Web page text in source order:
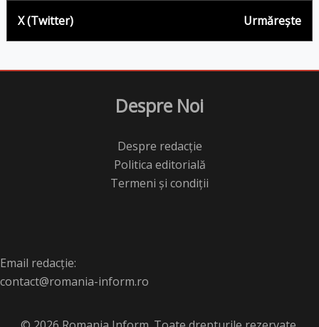
X (Twitter) Urmărește
Despre Noi
Despre redacție
Politica editorială
Termeni și condiții
Email redacție:
contact@romania-inform.ro